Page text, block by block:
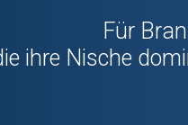
Für
ihre Nische